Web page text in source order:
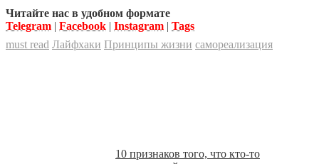
Читайте нас в удобном формате
Telegram
Facebook Instagram
Tags
must read Лайфхаки Принципы жизни самореализация
10 признаков того, что кто-то